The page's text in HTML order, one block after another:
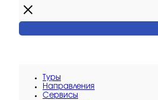
Туры
Направления
Сервисы